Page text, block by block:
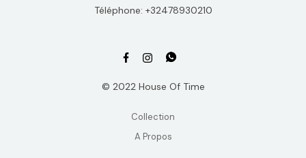
Téléphone: +32478930210
© 2022 House Of Time
Collection
A Propos